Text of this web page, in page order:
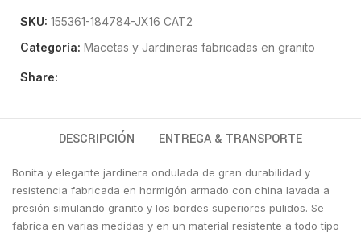
SKU: 155361-184784-JX16 CAT2
Categoría: Macetas y Jardineras fabricadas en granito
Share:
DESCRIPCIÓN ENTREGA & TRANSPORTE
Bonita y elegante jardinera ondulada de gran durabilidad y
resistencia fabricada en hormigón armado con china lavada a
presión simulando granito y los bordes superiores pulidos. Se
fabrica en varias medidas y en un material resistente a todo tipo